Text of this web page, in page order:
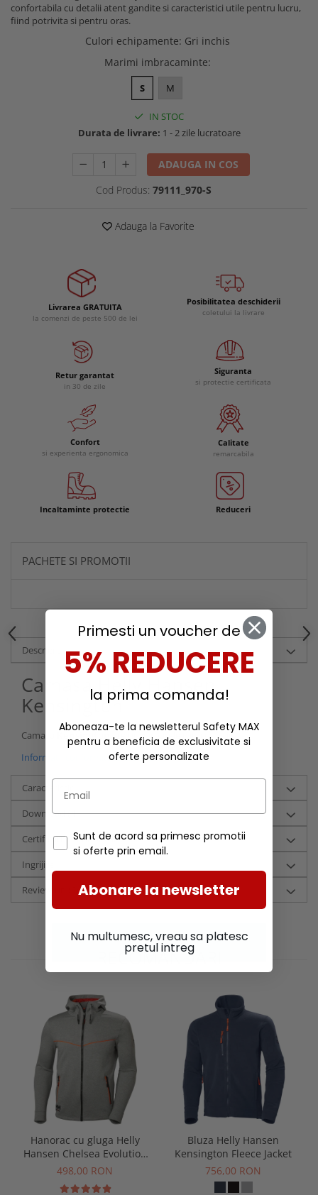
Buzunare externe
Echipamente specializate
Echipamente veterinari
Casti si antifoane protectie
Menghine si prese
confortabila cu detalii atent gandite si caracteristici utile pentru lucru,
fiind potrivita si pentru oras.
Culori echipamente: Gri inchis
Marimi imbracaminte:
S M
IN STOC
Durata de livrare: 1 - 2 zile lucratoare
ADAUGA IN COS
Cod Produs: 79111_970-S
Adauga la Favorite
Livrarea GRATUITA
la comenzi de peste 500 de lei
Posibilitatea deschiderii
coletului la livrare
Retur garantat
in 30 de zile
Siguranta
si protectie certificata
Confort
si experienta ergonomica
Calitate
remarcabila
Incaltaminte protectie Reduceri
PACHETE SI PROMOTII
Descriere
Camasa Helly Hansen
Kensington
Camasa Kensington
are urmatoarele caracteristici:
Informatii conformitate produs
Caracteristici
Download (4)
Certificari si tehnologii
Ingrijire
Review-uri
RECOMANDARI
Hanorac cu gluga Helly
Hansen Chelsea Evolution
Zip Hoodie
498,00 RON
Bluza Helly Hansen
Kensington Fleece Jacket
756,00 RON
Primesti un voucher de
5% REDUCERE
la prima comanda!
Aboneaza-te la newsletterul Safety MAX
pentru a beneficia de exclusivitate si
oferte personalizate
Sunt de acord sa primesc promotii
si oferte prin email.
Abonare la newsletter
Nu multumesc, vreau sa platesc
pretul intreg